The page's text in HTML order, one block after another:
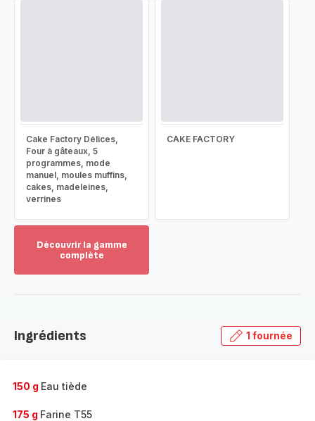
Cake Factory Délices,
Four à gâteaux, 5
programmes, mode
manuel, moules muffins,
cakes, madeleines,
verrines
CAKE FACTORY
Découvrir la gamme
complète
gamme
Ingrédients 1 fournée
150 g Eau tiède
175 g Farine T55